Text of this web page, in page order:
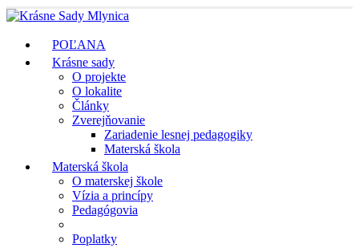
POĽANA
Krásne sady
O projekte
O lokalite
Články
Zverejňovanie
Zariadenie lesnej pedagogiky
Materská škola
Materská škola
O materskej škole
Vízia a princípy
Pedagógovia
Poplatky